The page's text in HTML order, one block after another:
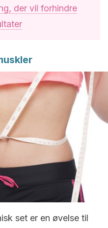
der vil forhindre
set er en øvelse til